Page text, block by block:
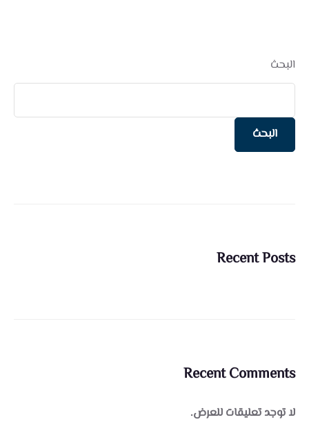
البحث
البحث
Recent Posts
Recent Comments
لا توجد تعليقات للعرض.